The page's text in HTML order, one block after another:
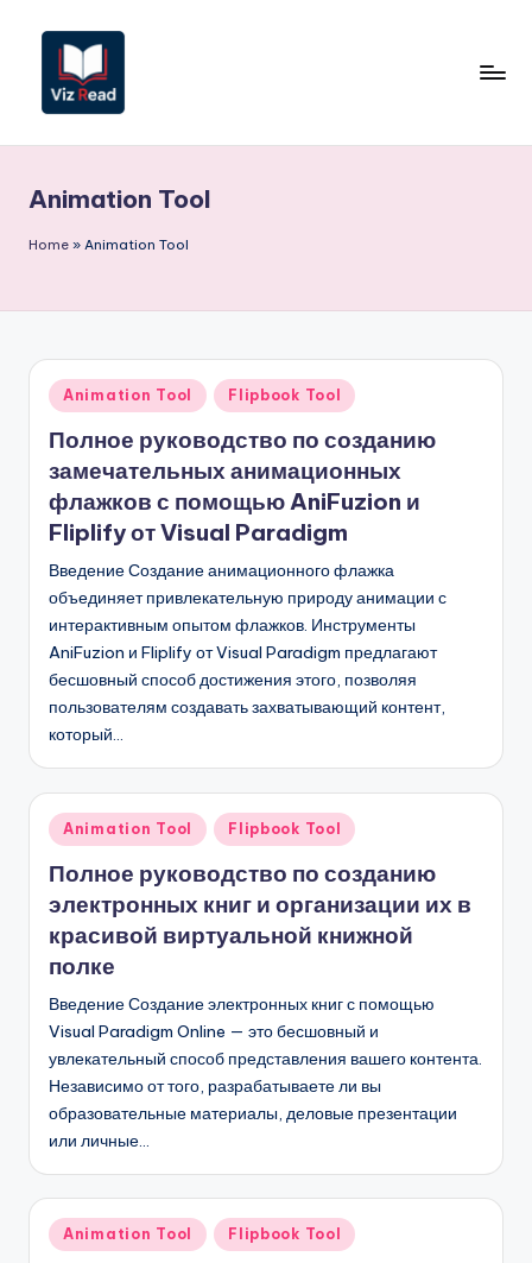
Перейти
содержимому
R
e
R
u
s
si
a
n
-
A
I,
S
o
f
t
w
a
r
e
&
D
g
it
a
Animation Tool
Home » Animation Tool
Опубликовано
Animation Tool Flipbook Tool
Полное руководство по созданию
замечательных анимационных
флажков с помощью AniFuzion и
Fliplify от Visual Paradigm
Введение Создание анимационного флажка
объединяет привлекательную природу анимации с
интерактивным опытом флажков. Инструменты
AniFuzion и Fliplify от Visual Paradigm предлагают
бесшовный способ достижения этого, позволяя
пользователям создавать захватывающий контент,
который…
Опубликовано
Animation Tool Flipbook Tool
Полное руководство по созданию
электронных книг и организации их в
красивой виртуальной книжной
полке
Введение Создание электронных книг с помощью
Visual Paradigm Online — это бесшовный и
увлекательный способ представления вашего контента.
Независимо от того, разрабатываете ли вы
образовательные материалы, деловые презентации
или личные…
Опубликовано
Animation Tool Flipbook Tool